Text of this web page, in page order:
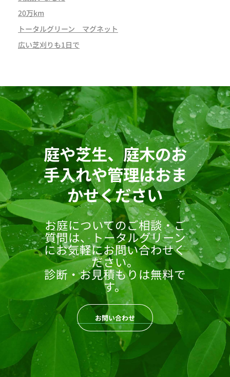
20万km
トータルグリーン マグネット
広い芝刈りも1日で
庭や芝生、庭木のお
手入れや管理はおま
かせください
お庭についてのご相談・ご
質問は、トータルグリーン
にお気軽にお問い合わせく
ださい。
診断・お見積もりは無料で
す。
お問い合わせ